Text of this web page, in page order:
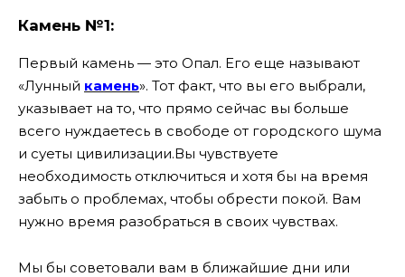
Камень №1:
Первый камень — это Опал. Его еще называют
«Лунный камень». Тот факт, что вы его выбрали,
указывает на то, что прямо сейчас вы больше
всего нуждаетесь в свободе от городского шума
и суеты цивилизации.Вы чувствуете
необходимость отключиться и хотя бы на время
забыть о проблемах, чтобы обрести покой. Вам
нужно время разобраться в своих чувствах.
Мы бы советовали вам в ближайшие дни или